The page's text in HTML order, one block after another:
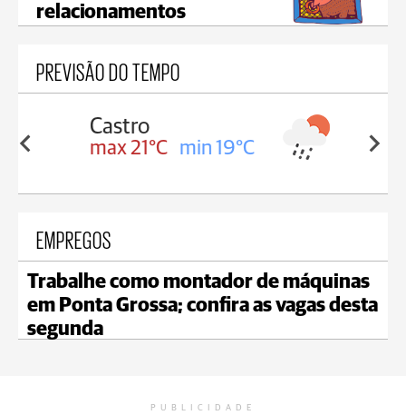
relacionamentos
PREVISÃO DO TEMPO
19°C max 20°C min 19°C
EMPREGOS
Trabalhe como montador de máquinas
em Ponta Grossa; confira as vagas desta
segunda
PUBLICIDADE